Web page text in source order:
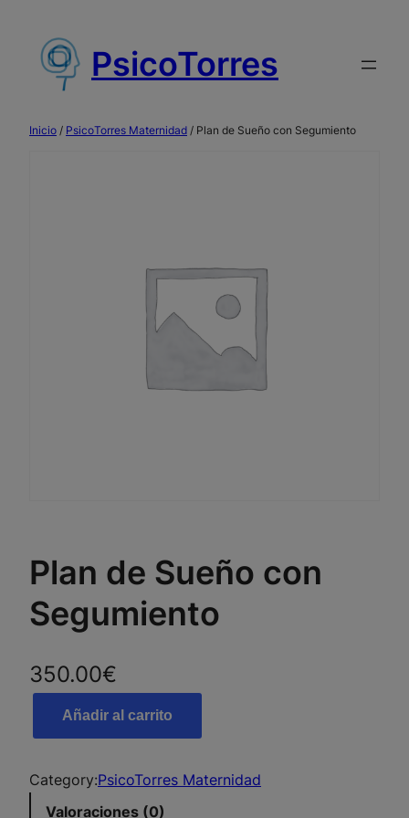
contenido
PsicoTorres
Inicio / PsicoTorres Maternidad / Plan de Sueño con Segumiento
Plan de Sueño con
Segumiento
350.00€
n
Añadir al carrito
Category:PsicoTorres Maternidad
Valoraciones (0)